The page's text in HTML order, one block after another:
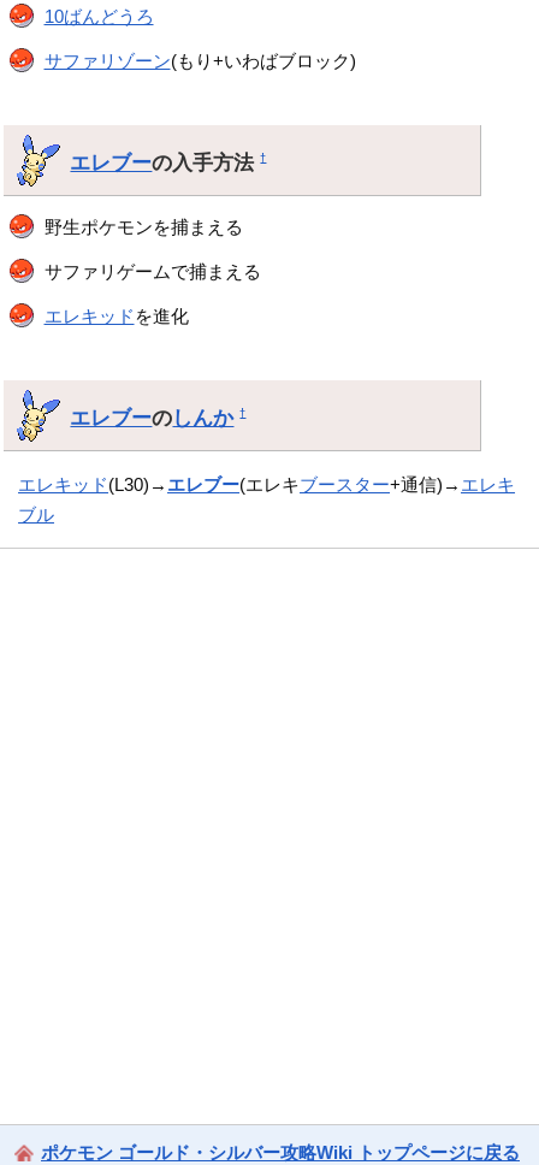
10ばんどうろ
サファリゾーン(もり+いわばブロック)
エレブーの入手方法†
野生ポケモンを捕まえる
サファリゲームで捕まえる
エレキッド を進化
エレブーのしんか †
エレキッド(L30)→ エレブー(エレキブースター+通信)→ エレキ
ブル
ポケモン ゴールド・シルバー攻略Wiki トップページに戻る